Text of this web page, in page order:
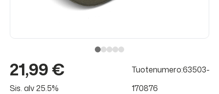
21,99 €
Sis. alv 25.5%
Tuotenumero:63503-
170876